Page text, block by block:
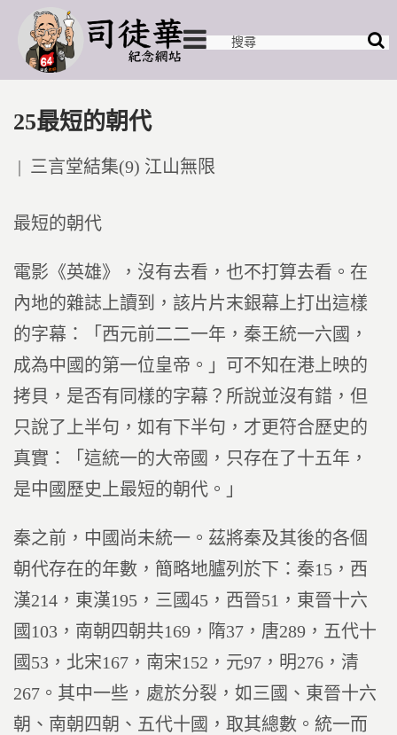
25最短的朝代
Posted
三言堂結集(9) 江山無限
最短的朝代
電影《英雄》，沒有去看，也不打算去看。在
內地的雜誌上讀到，該片片末銀幕上打出這樣
的字幕：「西元前二二一年，秦王統一六國，
成為中國的第一位皇帝。」可不知在港上映的
拷貝，是否有同樣的字幕？所說並沒有錯，但
只說了上半句，如有下半句，才更符合歷史的
真實：「這統一的大帝國，只存在了十五年，
是中國歷史上最短的朝代。」
秦之前，中國尚未統一。茲將秦及其後的各個
朝代存在的年數，簡略地臚列於下：秦15，西
漢214，東漢195，三國45，西晉51，東晉十六
國103，南朝四朝共169，隋37，唐289，五代十
國53，北宋167，南宋152，元97，明276，清
267。其中一些，處於分裂，如三國、東晉十六
朝、南朝四朝、五代十國，取其總數。統一而